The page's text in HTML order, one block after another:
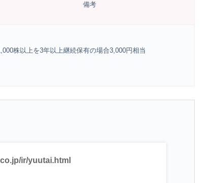
備考
株以上を3年以上継続保有の場合3,000円相当
ir/yuutai.html